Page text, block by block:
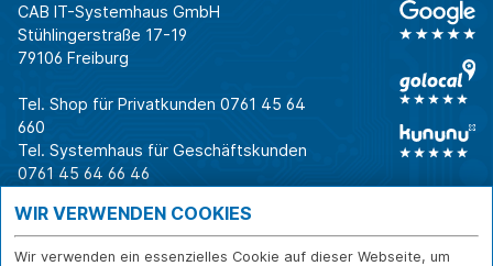
CAB IT-Systemhaus GmbH
Stühlingerstraße 17-19
79106 Freiburg
Tel. Shop für Privatkunden 0761 45 64
660
Tel. Systemhaus für Geschäftskunden
0761 45 64 66 46
Warum CAB
Für Business-
Entscheider
IT für
IT-Security
IT-Beratung und
Service
WIR VERWENDEN COOKIES
Wir verwenden ein essenzielles Cookie auf dieser Webseite, um